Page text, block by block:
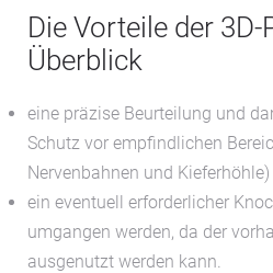
Die Vorteile der
Überblick
eine präzise Beurteilung und
Schutz vor empfindlichen
Nervenbahnen und Kieferhöhle)
ein eventuell erforderlicher
umgangen werden, da der
ausgenutzt werden kann.